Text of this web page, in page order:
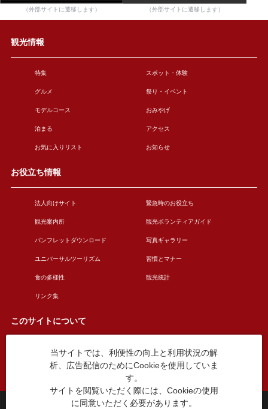
（外部サイトに遷移します） （外部サイトに遷移します）
観光情報
特集 スポット・体験
グルメ 祭り・イベント
モデルコース おみやげ
泊まる アクセス
お気に入りリスト お知らせ
お役立ち情報
法人向けサイト 緊急時のお役立ち
観光案内所 観光ボランティアガイド
パンフレットダウンロード 写真ギャラリー
ユニバーサルツーリズム 習慣とマナー
食の多様性 観光統計
リンク集
このサイトについて
このサイトについて 広告掲載について
お問い合わせ
台東区役所観光課
当サイトでは、利便性の向上と利用状況の解
析、広告配信のためにCookieを使用していま
す。
サイトを閲覧いただく際には、Cookieの使用
に同意いただく必要があります。